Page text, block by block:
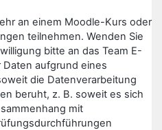
an einem Moodle-Kurs oder
teilnehmen. Wenden Sie
bitte an das Team E-
Daten aufgrund eines
die Datenverarbeitung
beruht, z. B. soweit es sich
mit